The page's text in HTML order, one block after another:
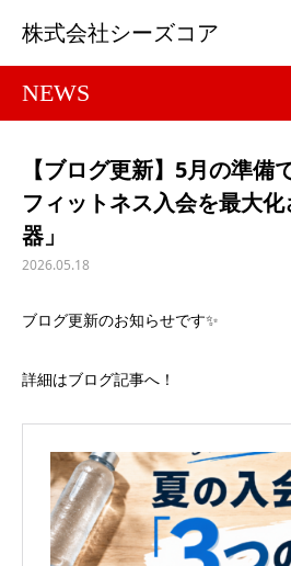
株式会社シーズコア
NEWS
【ブログ更新】5月の準備
フィットネス入会を最大
器」
2026.05.18
ブログ更新のお知らせです✨
詳細はブログ記事へ！